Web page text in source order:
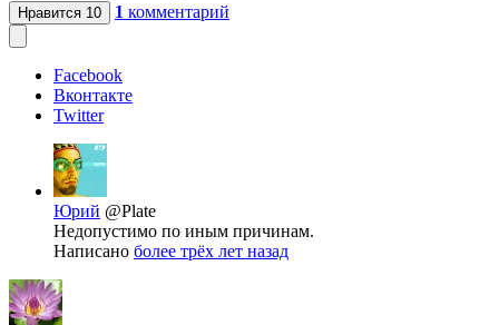
Нравится 10 1 комментарий
Facebook
Вконтакте
Twitter
Юрий @Plate
Недопустимо по иным причинам.
Написано более трёх лет назад